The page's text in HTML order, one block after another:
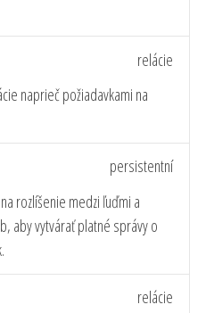
naprieč požiadavkami na
relácie
rozlíšenie medzi ľuďmi a
aby vytvárať platné správy o
persistentní
relácie